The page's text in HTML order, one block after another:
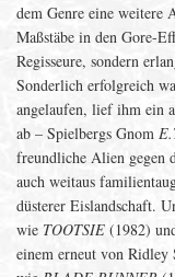
dem Genre eine weitere
Maßstäbe in den Gore-
Regisseure, sondern
Sonderlich erfolgreich
angelaufen, lief ihm ein
ab – Spielbergs Gnom
freundliche Alien gegen
auch weitaus
düsterer Eislandschaft.
wie TOOTSIE (1982)
einem erneut von